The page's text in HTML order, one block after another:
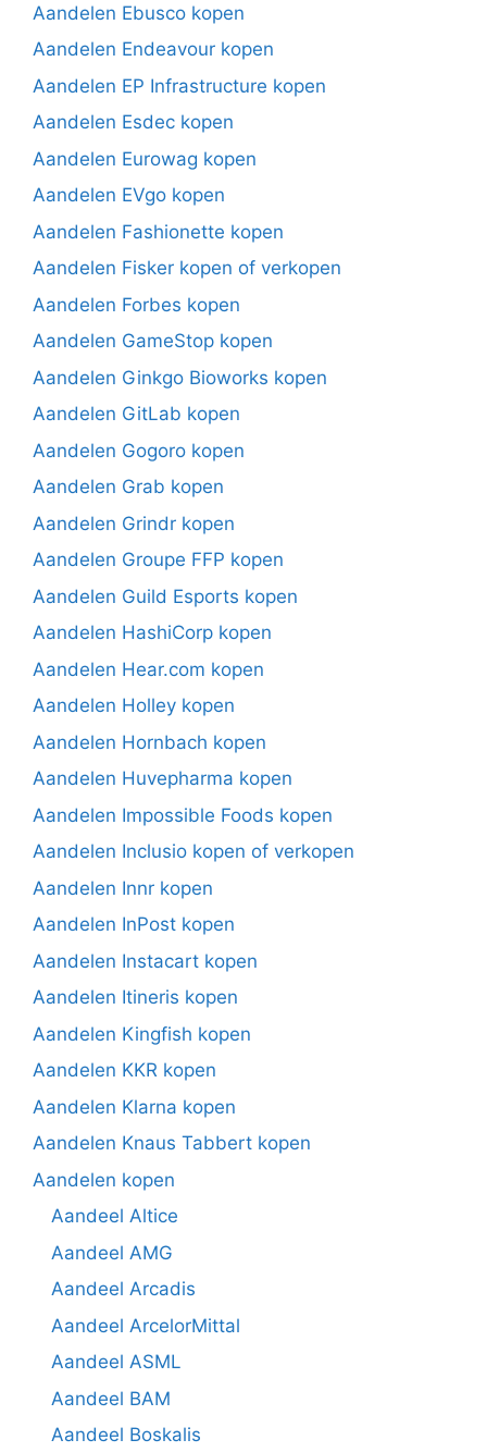
Aandelen Ebusco kopen
Aandelen Endeavour kopen
Aandelen EP Infrastructure kopen
Aandelen Esdec kopen
Aandelen Eurowag kopen
Aandelen EVgo kopen
Aandelen Fashionette kopen
Aandelen Fisker kopen of verkopen
Aandelen Forbes kopen
Aandelen GameStop kopen
Aandelen Ginkgo Bioworks kopen
Aandelen GitLab kopen
Aandelen Gogoro kopen
Aandelen Grab kopen
Aandelen Grindr kopen
Aandelen Groupe FFP kopen
Aandelen Guild Esports kopen
Aandelen HashiCorp kopen
Aandelen Hear.com kopen
Aandelen Holley kopen
Aandelen Hornbach kopen
Aandelen Huvepharma kopen
Aandelen Impossible Foods kopen
Aandelen Inclusio kopen of verkopen
Aandelen Innr kopen
Aandelen InPost kopen
Aandelen Instacart kopen
Aandelen Itineris kopen
Aandelen Kingfish kopen
Aandelen KKR kopen
Aandelen Klarna kopen
Aandelen Knaus Tabbert kopen
Aandelen kopen
Aandeel Altice
Aandeel AMG
Aandeel Arcadis
Aandeel ArcelorMittal
Aandeel ASML
Aandeel BAM
Aandeel Boskalis